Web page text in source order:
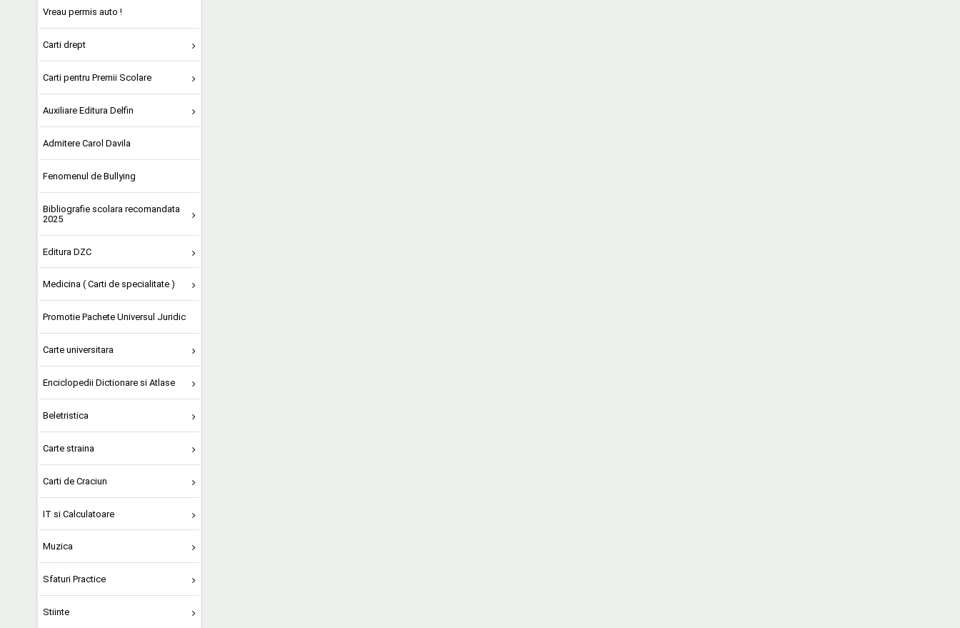
Vreau permis auto !
Carti drept
Carti pentru Premii Scolare
Auxiliare Editura Delfin
Admitere Carol Davila
Fenomenul de Bullying
Bibliografie scolara recomandata
2025
Editura DZC
Medicina ( Carti de specialitate )
Promotie Pachete Universul Juridic
Carte universitara
Enciclopedii Dictionare si Atlase
Beletristica
Carte straina
Carti de Craciun
IT si Calculatoare
Muzica
Sfaturi Practice
Stiinte